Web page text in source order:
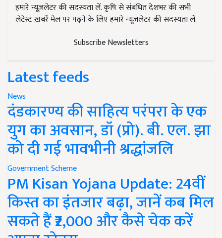
हमारे न्यूज़लेटर की सदस्यता लें. कृषि से संबंधित देशभर की सभी
लेटेस्ट ख़बरें मेल पर पढ़ने के लिए हमारे न्यूज़लेटर की सदस्यता लें.
Subscribe Newsletters
Latest feeds
News
दंडकारण्य की साहित्य परंपरा के एक
युग का अवसान, डॉ (प्रो). बी. एल. झा
को दी गई भावभीनी श्रद्धांजलि
Government Scheme
PM Kisan Yojana Update: 24वीं
किस्त का इंतजार बढ़ा, जानें कब मिल
सकते हैं ₹2,000 और कैसे चेक करें